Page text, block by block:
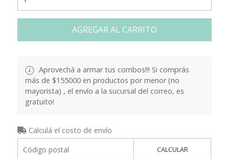
AGREGAR AL CARRITO
Aprovechá a armar tus combos!!! Si comprás
más de $155000 en productos por menor (no
mayorista) , el envío a la sucursal del correo, es
gratuito!
Calculá el costo de envío
CALCULAR